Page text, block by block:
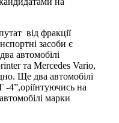
від фракції
засоби є
автомобілі
та Mercedes Vario,
Ще два автомобілі
-4”,оріїнтуючись на
марки